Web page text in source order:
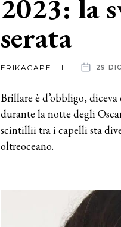
2023: la
serata
ERIKACAPELLI 29
Brillare è d’obbligo,
durante la notte degli
scintillii tra i capelli sta
oltreoceano.